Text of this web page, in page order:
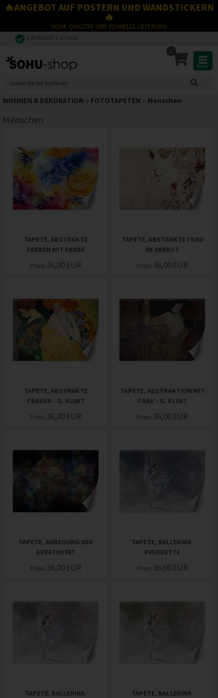
🔥ANGEBOT AUF POSTERN UND WANDSTICKERN
🔥
HOHE QUALITÄT UND SCHNELLE LIEFERUNG
LIEFERZEIT 2-3 TAGE
0
Menu
WOHNEN & DEKORATION » FOTOTAPETEN » Menschen
Menschen
TAPETE, ABSTRAKTE
FARBEN MIT FARBE
Preis 36,00 EUR
TAPETE, ABSTRAKTE FRAU
IM HERBST
Preis 36,00 EUR
TAPETE, ABSTRAKTE
FRAUEN - G. KLIMT
Preis 36,00 EUR
TAPETE, ABSTRAKTION MIT
FRAU - G. KLIMT
Preis 36,00 EUR
TAPETE, ANREGUNG DER
KREATIVITÄT
Preis 36,00 EUR
TAPETE, BALLERINA-
PIROUETTE
Preis 36,00 EUR
TAPETE, BALLERINA-
TAPETE, BALLERINA-